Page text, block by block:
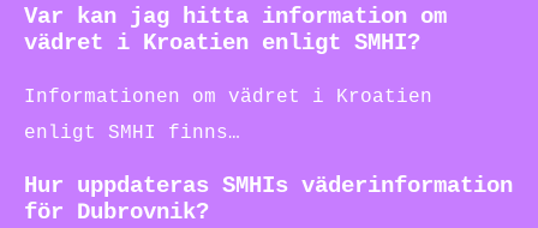
Var kan jag hitta information om
vädret i Kroatien enligt SMHI?
Informationen om vädret i Kroatien
enligt SMHI finns…
Hur uppdateras SMHIs väderinformation
för Dubrovnik?